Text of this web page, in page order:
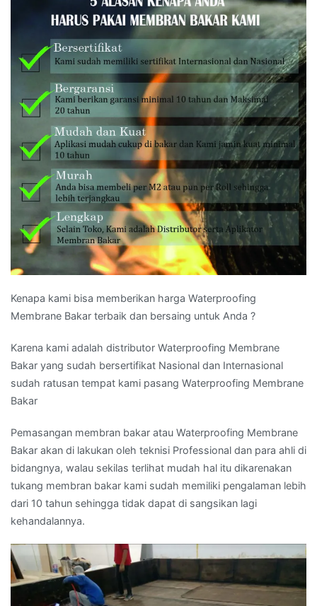
Kenapa kami bisa memberikan harga Waterproofing
Membrane Bakar terbaik dan bersaing untuk Anda ?
Karena kami adalah distributor Waterproofing Membrane
Bakar yang sudah bersertifikat Nasional dan Internasional
sudah ratusan tempat kami pasang Waterproofing Membrane
Bakar
Pemasangan membran bakar atau Waterproofing Membrane
Bakar akan di lakukan oleh teknisi Professional dan para ahli di
bidangnya, walau sekilas terlihat mudah hal itu dikarenakan
tukang membran bakar kami sudah memiliki pengalaman lebih
dari 10 tahun sehingga tidak dapat di sangsikan lagi
kehandalannya.